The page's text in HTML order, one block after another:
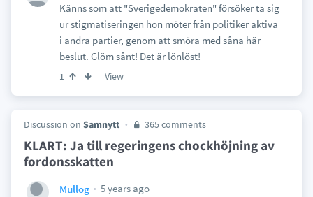
Känns som att "Sverigedemokraten" försöker ta sig
ur stigmatiseringen hon möter från politiker aktiva
i andra partier, genom att smöra med såna här
beslut. Glöm sånt! Det är lönlöst!
1 View
Discussion on Samnytt 365 comments
KLART: Ja till regeringens chockhöjning av
fordonsskatten
Mullog
5 years ago